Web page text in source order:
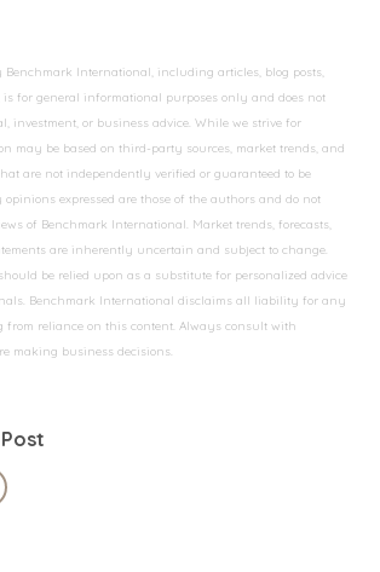
Benchmark International, including articles, blog posts,
is for general informational purposes only and does not
investment, or business advice. While we strive for
may be based on third-party sources, market trends, and
are not independently verified or guaranteed to be
opinions expressed are those of the authors and do not
of Benchmark International. Market trends, forecasts,
are inherently uncertain and subject to change.
be relied upon as a substitute for personalized advice
Benchmark International disclaims all liability for any
from reliance on this content. Always consult with
making business decisions.